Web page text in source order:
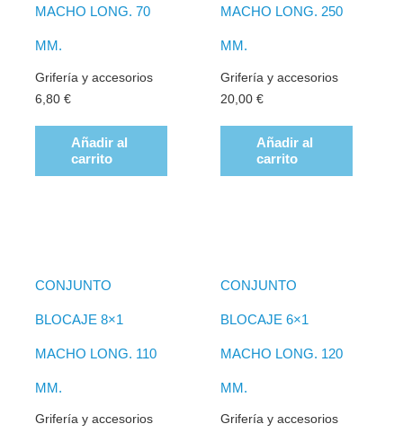
MACHO LONG. 70
MM.
Grifería y accesorios
6,80€
Añadir al
carrito
MACHO LONG. 250
MM.
Grifería y accesorios
20,00 €
Añadir al
carrito
CONJUNTO
BLOCAJE 8×1
MACHO LONG. 110
MM.
Grifería y accesorios
CONJUNTO
BLOCAJE 6×1
MACHO LONG. 120
MM.
Grifería y accesorios